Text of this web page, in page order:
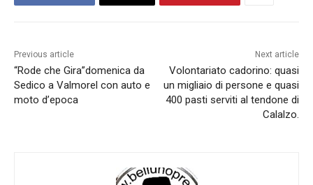
Previous article
“Rode che Gira”domenica da
Sedico a Valmorel con auto e
moto d’epoca
Next article
Volontariato cadorino: quasi
un migliaio di persone e quasi
400 pasti serviti al tendone di
Calalzo.